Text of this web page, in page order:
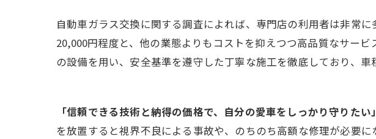
自動車ガラス交換に関する調査によれば、専門店の利用者は非常
20,000円程度と、他の業態よりもコストを抑えつつ高品質なサー
の設備を用い、安全基準を遵守した丁寧な施工を徹底しており、車
「信頼できる技術と納得の価格で、自分の愛車をしっかり守りたい」
を放置すると視界不良による事故や、のちのち高額な修理が必要に